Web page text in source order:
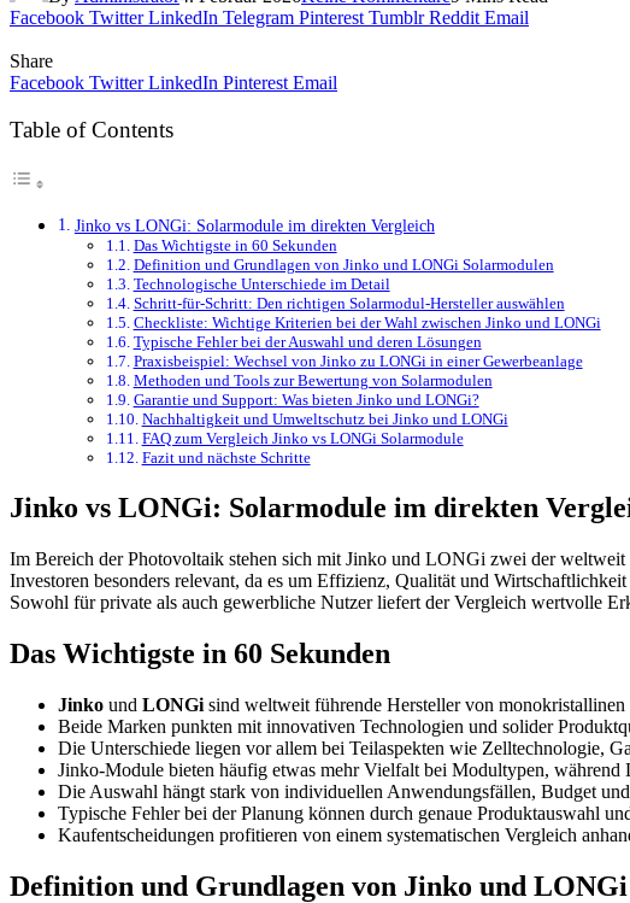
Facebook Twitter LinkedIn Telegram Pinterest Tumblr Reddit Email
Share
Facebook Twitter LinkedIn Pinterest Email
Table of Contents
Jinko vs LONGi: Solarmodule im direkten Vergleich
Das Wichtigste in 60 Sekunden
Definition und Grundlagen von Jinko und LONGi Solarmodulen
Technologische Unterschiede im Detail
Schritt-für-Schritt: Den richtigen Solarmodul-Hersteller auswählen
Checkliste: Wichtige Kriterien bei der Wahl zwischen Jinko und LONGi
Typische Fehler bei der Auswahl und deren Lösungen
Praxisbeispiel: Wechsel von Jinko zu LONGi in einer Gewerbeanlage
Methoden und Tools zur Bewertung von Solarmodulen
Garantie und Support: Was bieten Jinko und LONGi?
Nachhaltigkeit und Umweltschutz bei Jinko und LONGi
FAQ zum Vergleich Jinko vs LONGi Solarmodule
Fazit und nächste Schritte
Jinko vs LONGi: Solarmodule im direkten
Im Bereich der Photovoltaik stehen sich mit Jinko und LONGi zwei der weltweit
Investoren besonders relevant, da es um Effizienz, Qualität und
Sowohl für private als auch gewerbliche Nutzer liefert der Vergleich wertvolle
Das Wichtigste in 60 Sekunden
Jinko und LONGi sind weltweit führende Hersteller von
Beide Marken punkten mit innovativen Technologien und solider
Die Unterschiede liegen vor allem bei Teilaspekten wie Zelltechnologie,
Jinko-Module bieten häufig etwas mehr Vielfalt bei Modultypen,
Die Auswahl hängt stark von individuellen Anwendungsfällen, Budget
Typische Fehler bei der Planung können durch genaue Produktauswahl
Kaufentscheidungen profitieren von einem systematischen Vergleich
Definition und Grundlagen von Jinko und